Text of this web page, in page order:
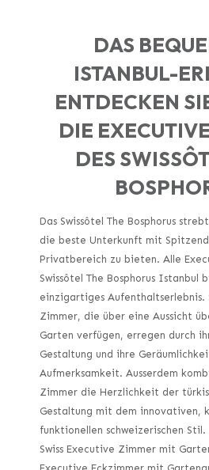
DAS
ISTANBUL-
ENTDECKEN
DIE
DES
Das Swissôtel The Bosphorus
die beste Unterkunft mit
Privatbereich zu bieten. Alle
Swissôtel The Bosphorus Istanbul
einzigartiges Aufenthaltserlebnis.
Zimmer, die über eine Aussicht
Garten verfügen, erregen durch
Gestaltung und ihre
Aufmerksamkeit. Ausserdem
Zimmer die Herzlichkeit der
Gestaltung mit dem innovativen,
funktionellen schweizerischen
Swiss Executive Zimmer mit